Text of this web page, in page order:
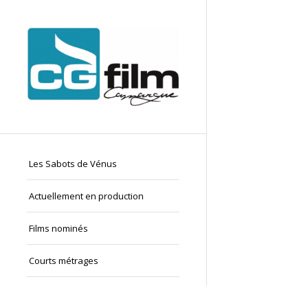
Les Sabots de Vénus
Actuellement en production
Films nominés
Courts métrages